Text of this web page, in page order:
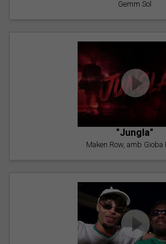
Gemm Sol
"Jungla"
Maken Row, amb Gioba